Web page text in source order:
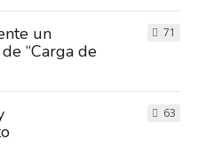
un
“Carga de
71
63